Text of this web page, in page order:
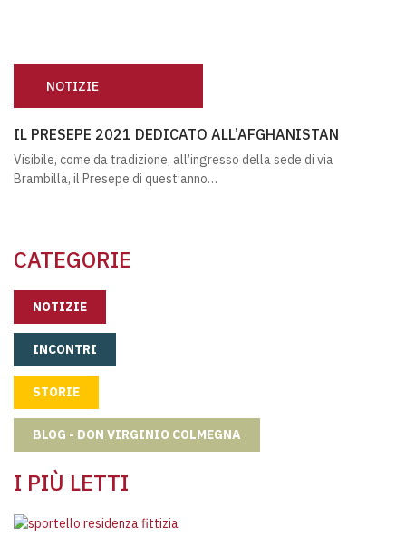
NOTIZIE
IL PRESEPE 2021 DEDICATO ALL’AFGHANISTAN
Visibile, come da tradizione, all’ingresso della sede di via
Brambilla, il Presepe di quest’anno…
CATEGORIE
NOTIZIE
INCONTRI
STORIE
BLOG - DON VIRGINIO COLMEGNA
I PIÙ LETTI